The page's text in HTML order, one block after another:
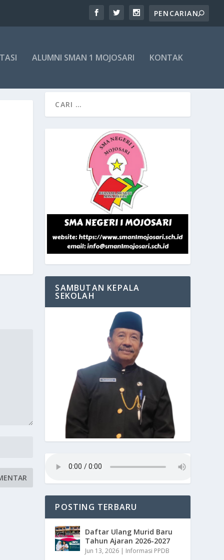
ALUMNI SMAN 1 MOJOSARI KONTAK
SAMBUTAN KEPALA
SEKOLAH
POSTING TERBARU
Daftar Ulang Murid Baru
Tahun Ajaran 2026-2027
Jun 13, 2026 | Informasi PPDB